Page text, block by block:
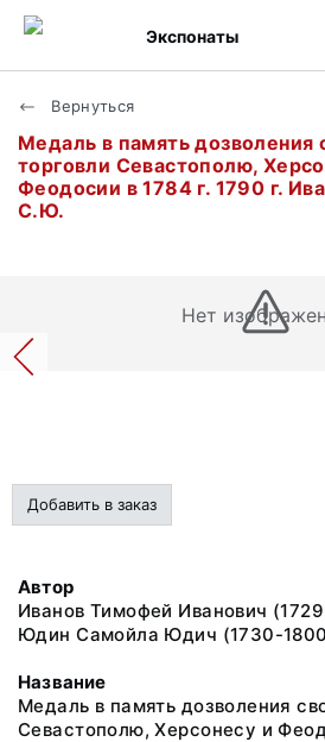
Экспонаты
Вернуться
Медаль в память дозволения
торговли Севастополю,
Феодосии в 1784 г. 1790 г.
С.Ю.
Нет
Добавить в заказ
Автор
Иванов Тимофей Иванович
Юдин Самойла Юдич (1730-
Название
Медаль в память дозволения
Севастополю, Херсонесу и